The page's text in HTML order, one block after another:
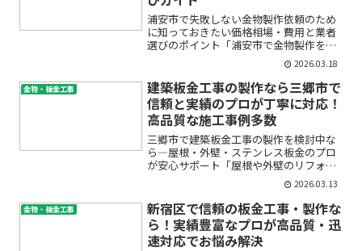
浦安市で失敗しない金物製作依頼のため
に知っておきたい価格相場・費用と業者
選びのポイント「浦安市で金物製作をお
願いしたいけど、料金や費用、業者の選
び方が分からなくて不安…」このような
お悩みを抱えていませんか？金物製作は
専門的な分野ですが、初め...
2026.03.18
金物・板金工事
建築板金工事の製作なら三郷市で
信頼と実績のプロが丁寧に対応！
高品質な施工事例多数
三郷市で建築板金工事の製作を検討中な
ら―屋根・外壁・ステンレス板金のプロ
が安心サポート「屋根や外壁のリフォー
ムを考えているけれど、どの業者に頼め
ばいいのかわからない」「ステンレスな
どのオーダーメイド建築板金製作はどこ
に相談したらいいの？」と...
2026.03.13
金物・板金工事
新宿区で信頼の板金工事・製作な
ら！実績豊富なプロが高品質・迅
速対応でお悩み解決